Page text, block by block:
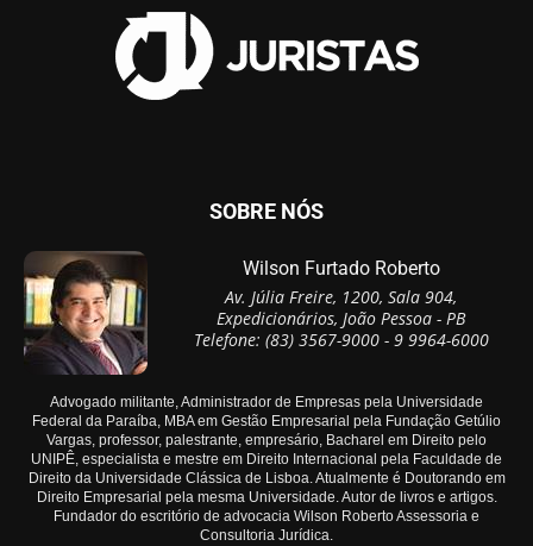
SOBRE NÓS
Wilson Furtado Roberto
Av. Júlia Freire, 1200, Sala 904,
Expedicionários, João Pessoa - PB
Telefone: (83) 3567-9000 - 9 9964-6000
Advogado militante, Administrador de Empresas pela Universidade
Federal da Paraíba, MBA em Gestão Empresarial pela Fundação Getúlio
Vargas, professor, palestrante, empresário, Bacharel em Direito pelo
UNIPÊ, especialista e mestre em Direito Internacional pela Faculdade de
Direito da Universidade Clássica de Lisboa. Atualmente é Doutorando em
Direito Empresarial pela mesma Universidade. Autor de livros e artigos.
Fundador do escritório de advocacia Wilson Roberto Assessoria e
Consultoria Jurídica.